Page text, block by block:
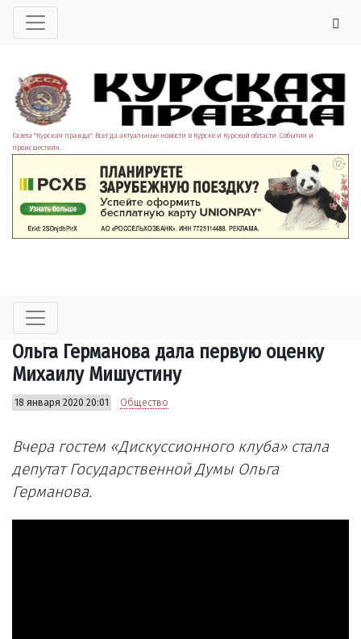
Газета "Курская правда". Всегда актуальные новости в Курске и Курской области. События и
происшествия.
Ольга Германова дала первую оценку
Михаилу Мишустину
18 января 2020 20:01 Общество
Вчера гостем «Дискуссионного клуба» стала
депутат Государственной Думы Ольга
Германова.